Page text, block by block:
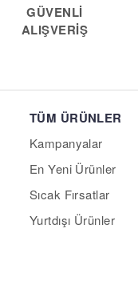
GÜVENLI
ALIŞVERIŞ
TÜM ÜRÜNLER
Kampanyalar
En Yeni Ürünler
Sıcak Fırsatlar
Yurtdışı Ürünler